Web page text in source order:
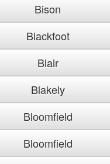
Bison
Blackfoot
Blair
Blakely
Bloomfield
Bloomfield